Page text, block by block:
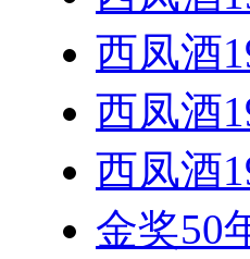
西凤酒
西凤酒
西凤酒
金奖50